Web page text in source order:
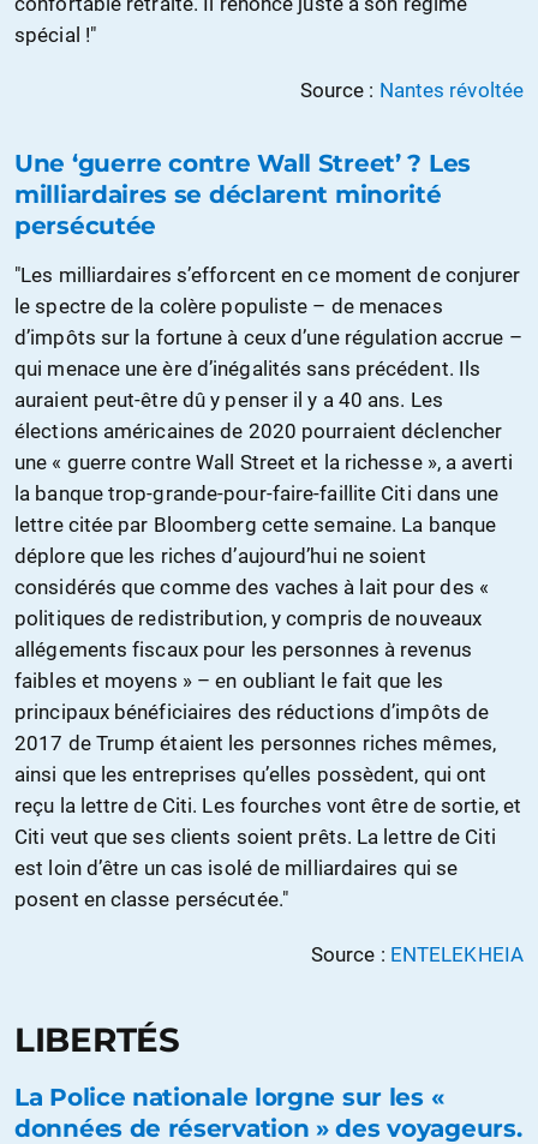
spécial !"
Source : Nantes révoltée
Une ‘guerre contre Wall Street’ ? Les
milliardaires se déclarent minorité
persécutée
"Les milliardaires s’efforcent en ce moment de conjurer
le spectre de la colère populiste – de menaces
d’impôts sur la fortune à ceux d’une régulation accrue –
qui menace une ère d’inégalités sans précédent. Ils
auraient peut-être dû y penser il y a 40 ans. Les
élections américaines de 2020 pourraient déclencher
une « guerre contre Wall Street et la richesse », a averti
la banque trop-grande-pour-faire-faillite Citi dans une
lettre citée par Bloomberg cette semaine. La banque
déplore que les riches d’aujourd’hui ne soient
considérés que comme des vaches à lait pour des «
politiques de redistribution, y compris de nouveaux
allégements fiscaux pour les personnes à revenus
faibles et moyens » – en oubliant le fait que les
principaux bénéficiaires des réductions d’impôts de
2017 de Trump étaient les personnes riches mêmes,
ainsi que les entreprises qu’elles possèdent, qui ont
reçu la lettre de Citi. Les fourches vont être de sortie, et
Citi veut que ses clients soient prêts. La lettre de Citi
est loin d’être un cas isolé de milliardaires qui se
posent en classe persécutée."
Source : ENTELEKHEIA
LIBERTÉS
La Police nationale lorgne sur les «
données de réservation » des voyageurs.